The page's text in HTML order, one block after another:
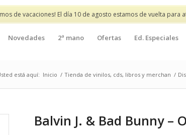
de vacaciones! El día 10 de agosto estamos de vuelta para
Novedades 2ª mano Ofertas Ed. Especiales
está aquí: Inicio / Tienda de vinilos, cds, libros y merchan /
Balvin J. & Bad Bunny –